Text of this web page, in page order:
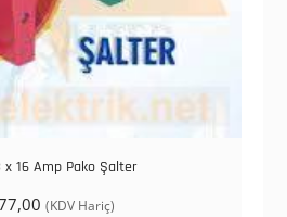
x 16 Amp Pako Şalter
(KDV Hariç)